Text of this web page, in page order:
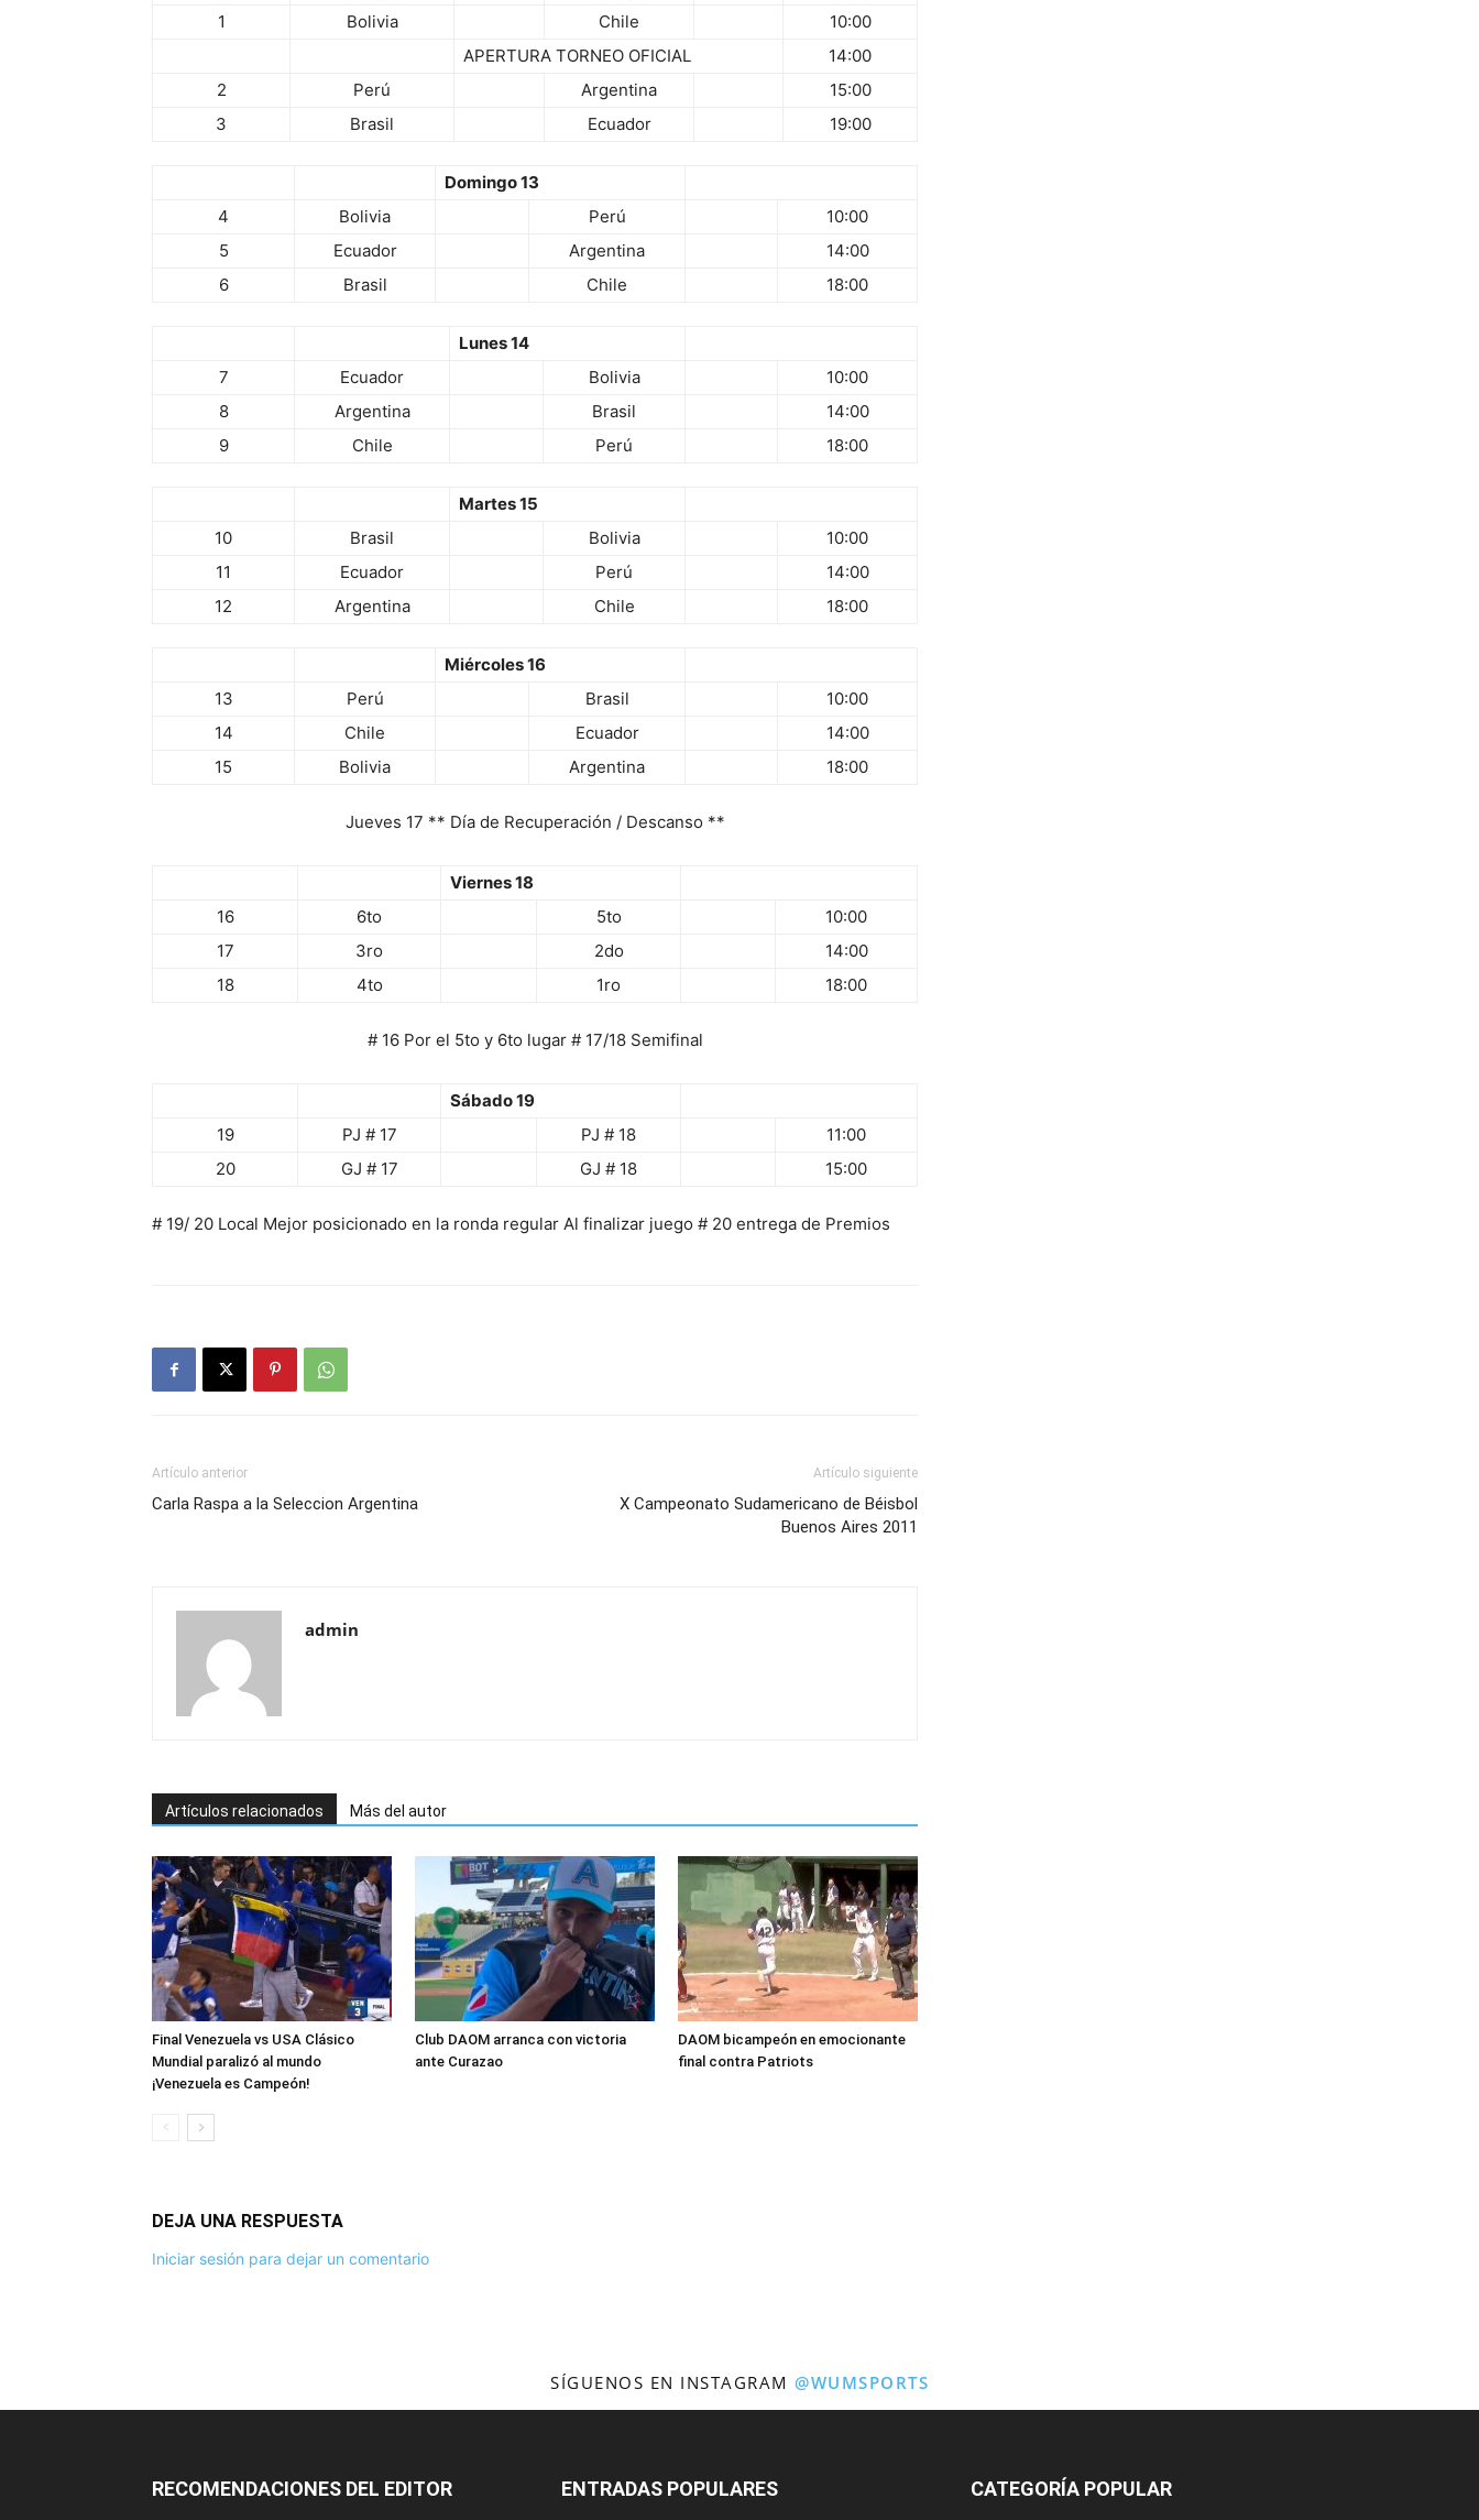
1
Bolivia Chile
10:00
APERTURA TORNEO OFICIAL
14:00
2
Perú Argentina
15:00
3
Brasil Ecuador 19:00
Domingo 13
4
Bolivia Perú
10:00
5
Ecuador Argentina
14:00
6
Brasil Chile 18:00
Lunes 14
7
Ecuador Bolivia
10:00
8
Argentina Brasil
14:00
9
Chile Perú 18:00
Martes 15
10
Brasil Bolivia
10:00
11
Ecuador Perú
14:00
12
Argentina Chile 18:00
Miércoles 16
13
Perú Brasil
10:00
14
Chile Ecuador
14:00
15
Bolivia Argentina 18:00
Jueves 17 ** Día de Recuperación / Descanso **
Viernes 18
16
6to 5to
10:00
17
3ro 2do
14:00
18
4to 1ro 18:00
# 16 Por el 5to y 6to lugar # 17/18 Semifinal
Sábado 19
19
PJ # 17 PJ # 18
11:00
20
GJ # 17 GJ # 18 15:00
# 19/ 20 Local Mejor posicionado en la ronda regular Al finalizar juego # 20 entrega de Premios
Artículo anterior
Carla Raspa a la Seleccion Argentina
Artículo siguiente
X Campeonato Sudamericano de Béisbol
Buenos Aires 2011
admin
Artículos relacionados Más del autor
Final Venezuela vs USA Clásico
Mundial paralizó al mundo
¡Venezuela es Campeón!
Club DAOM arranca con victoria
ante Curazao
DAOM bicampeón en emocionante
final contra Patriots
DEJA UNA RESPUESTA
Iniciar sesión para dejar un comentario
SÍGUENOS EN INSTAGRAM @WUMSPORTS
RECOMENDACIONES DEL EDITOR ENTRADAS POPULARES CATEGORÍA POPULAR